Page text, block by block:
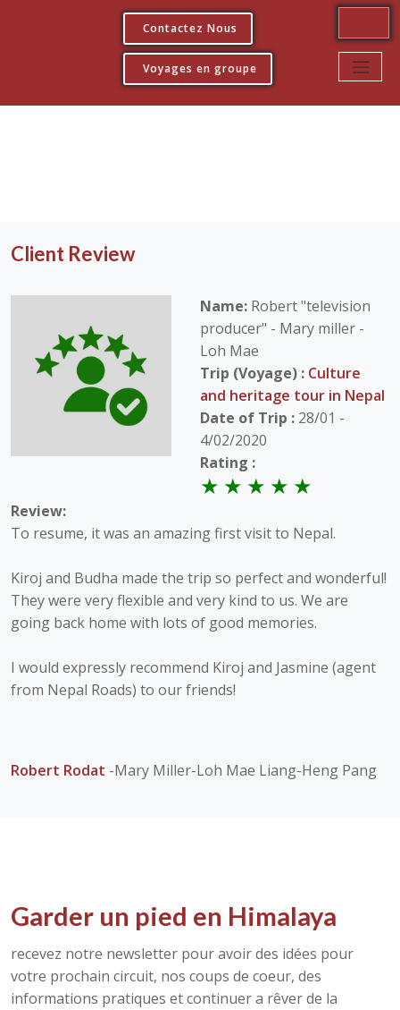
Contactez Nous
Voyages en groupe
Client Review
Name: Robert "television
producer" - Mary miller -
Loh Mae
Trip (Voyage) : Culture
and heritage tour in Nepal
Date of Trip : 28/01 -
4/02/2020
Rating :
Review:
To resume, it was an amazing first visit to Nepal.
Kiroj and Budha made the trip so perfect and wonderful!
They were very flexible and very kind to us. We are
going back home with lots of good memories.
I would expressly recommend Kiroj and Jasmine (agent
from Nepal Roads) to our friends!
Robert Rodat -Mary Miller-Loh Mae Liang-Heng Pang
Garder un pied en Himalaya
recevez notre newsletter pour avoir des idées pour
votre prochain circuit, nos coups de coeur, des
informations pratiques et continuer a rêver de la